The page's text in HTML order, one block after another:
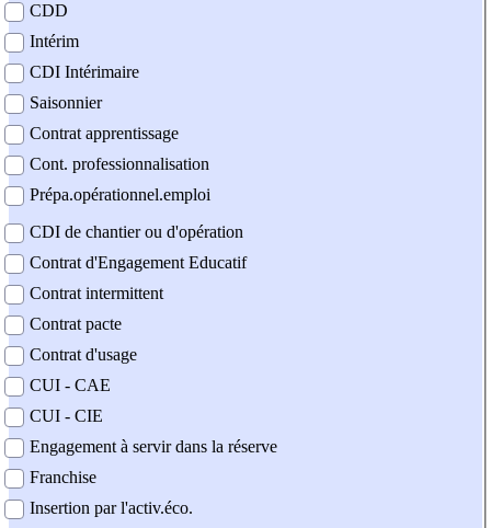
CDD
Intérim
CDI Intérimaire
Saisonnier
Contrat apprentissage
Cont. professionnalisation
Prépa.opérationnel.emploi
CDI de chantier ou d'opération
Contrat d'Engagement Educatif
Contrat intermittent
Contrat pacte
Contrat d'usage
CUI - CAE
CUI - CIE
Engagement à servir dans la réserve
Franchise
Insertion par l'activ.éco.